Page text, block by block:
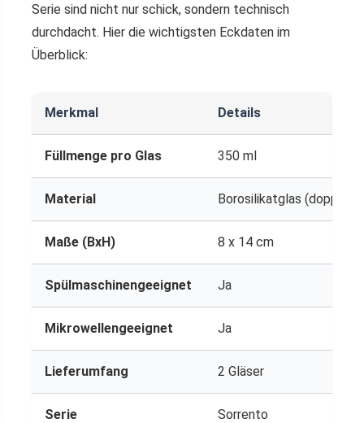
Serie sind nicht nur schick, sondern technisch
durchdacht. Hier die wichtigsten Eckdaten im
Überblick:
Merkmal Details
Füllmenge pro Glas 350 ml
Material Borosilikatglas
Maße (BxH) 8 x 14 cm
Spülmaschinengeeignet Ja
Mikrowellengeeignet Ja
Lieferumfang 2 Gläser
Serie Sorrento